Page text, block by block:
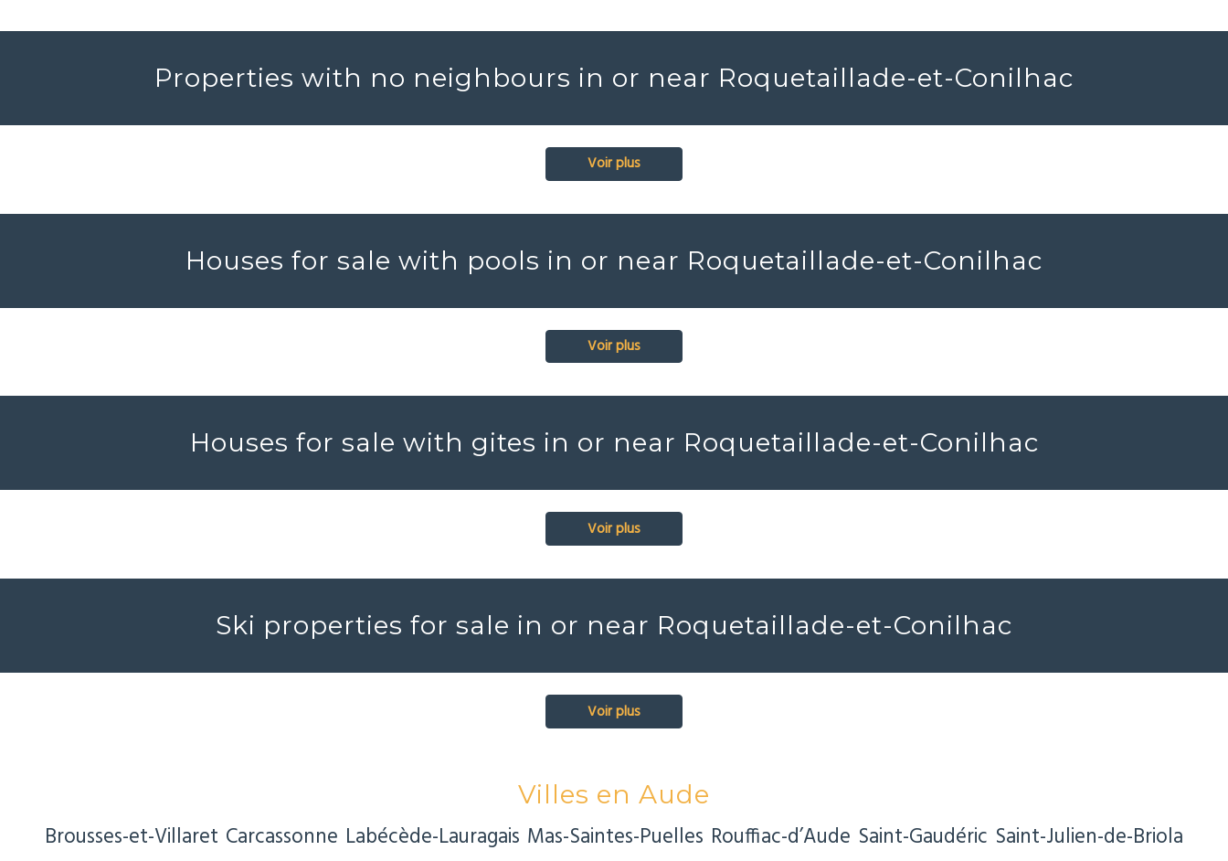
Properties with no neighbours in or near Roquetaillade-et-Conilhac
Voir plus
Houses for sale with pools in or near Roquetaillade-et-Conilhac
Voir plus
Houses for sale with gites in or near Roquetaillade-et-Conilhac
Voir plus
Ski properties for sale in or near Roquetaillade-et-Conilhac
Voir plus
Villes en Aude
Brousses-et-Villaret Carcassonne Labécède-Lauragais Mas-Saintes-Puelles Rouffiac-d’Aude Saint-Gaudéric Saint-Julien-de-Briola